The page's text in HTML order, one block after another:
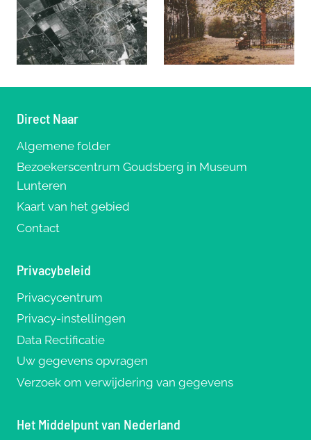
Direct Naar
Algemene folder
Bezoekerscentrum Goudsberg in Museum
Lunteren
Kaart van het gebied
Contact
Privacybeleid
Privacycentrum
Privacy-instellingen
Data Rectificatie
Uw gegevens opvragen
Verzoek om verwijdering van gegevens
Het Middelpunt van Nederland